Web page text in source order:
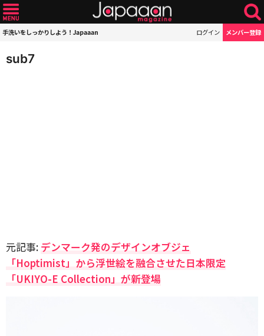
手洗いをしっかりしよう！Japaaan ログイン メンバー登録
sub7
元記事: デンマーク発のデザインオブジェ
「Hoptimist」から浮世絵を融合させた日本限定
「UKIYO-E Collection」が新登場